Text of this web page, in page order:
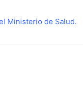
Ministerio de Salud.